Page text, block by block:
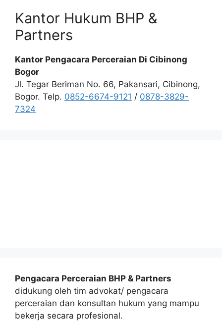
Kantor Hukum BHP &
Partners
Kantor Pengacara Perceraian Di Cibinong
Bogor
Jl. Tegar Beriman No. 66, Pakansari, Cibinong,
Bogor. Telp. 0852-6674-9121 / 0878-3829-
7324
Pengacara Perceraian BHP & Partners
didukung oleh tim advokat/ pengacara
perceraian dan konsultan hukum yang mampu
bekerja secara profesional.